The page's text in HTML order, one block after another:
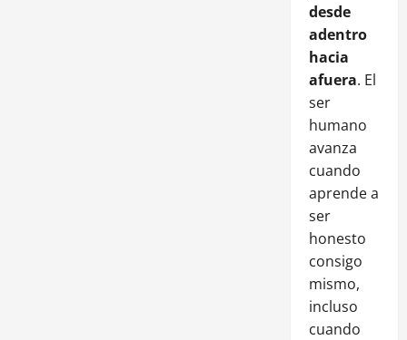
desde
adentro
hacia
afuera. El
ser
humano
avanza
cuando
aprende a
ser
honesto
consigo
mismo,
incluso
cuando